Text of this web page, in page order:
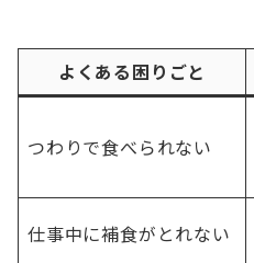
よくある困りごと
つわりで食べられない
仕事中に補食がとれない